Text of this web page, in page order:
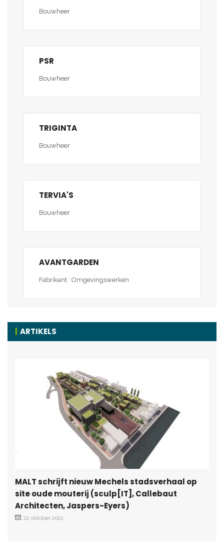
Bouwheer
PSR
Bouwheer
TRIGINTA
Bouwheer
TERVIA'S
Bouwheer
AVANTGARDEN
Fabrikant : Omgevingswerken
ARTIKELS
MALT schrijft nieuw Mechels stadsverhaal op
site oude mouterij (sculp[IT], Callebaut
Architecten, Jaspers-Eyers)
22 oktober 2021